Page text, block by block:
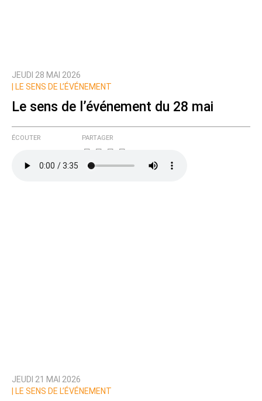
JEUDI 28 MAI 2026
LE SENS DE L’ÉVÉNEMENT
Le sens de l’événement du 28 mai
ÉCOUTER PARTAGER
JEUDI 21 MAI 2026
LE SENS DE L’ÉVÉNEMENT